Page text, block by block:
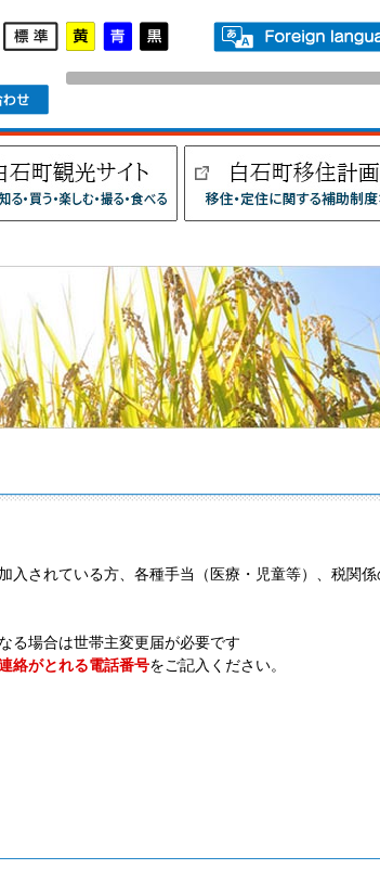
入されている方、各種手当（医療・児童等）、税関
る場合は世帯主変更届が必要です
絡がとれる電話番号をご記入ください。